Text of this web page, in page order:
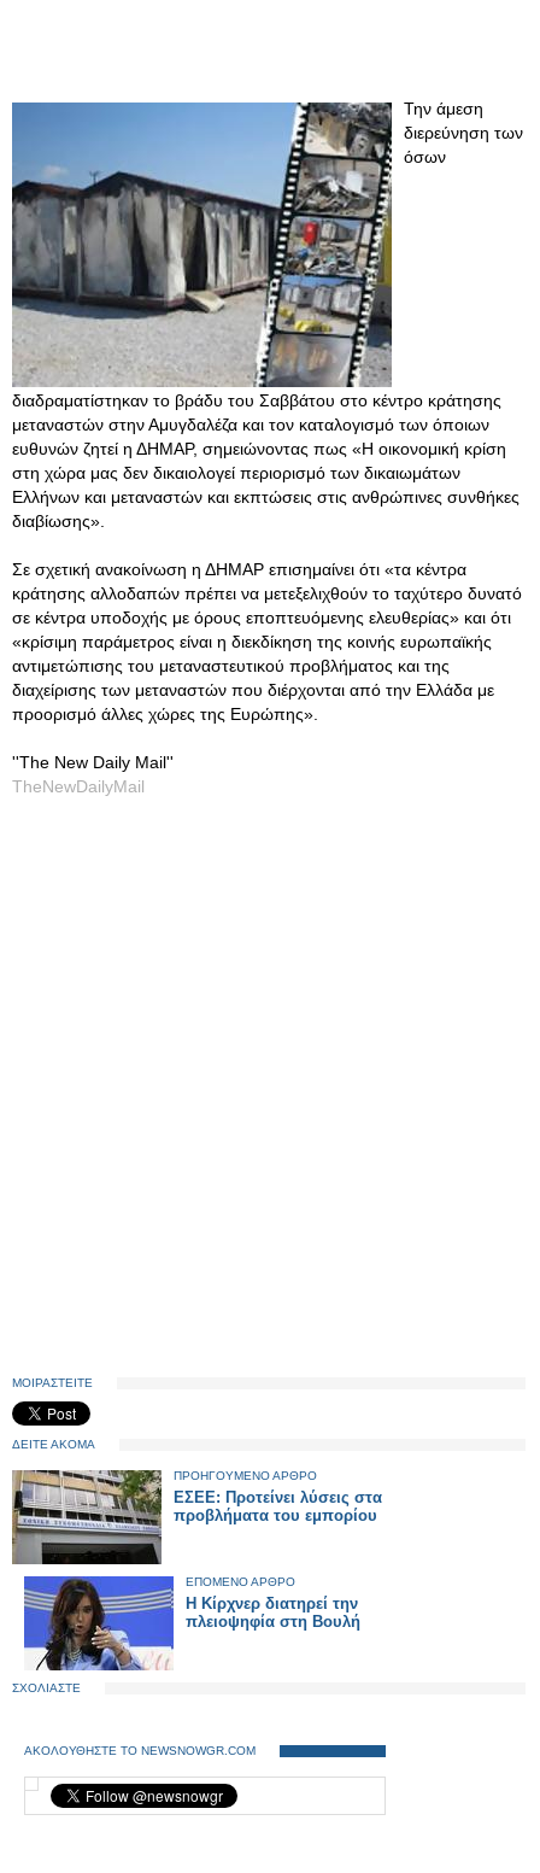
Την άμεση
διερεύνηση των
όσων
διαδραματίστηκαν το βράδυ του Σαββάτου στο κέντρο κράτησης
μεταναστών στην Αμυγδαλέζα και τον καταλογισμό των όποιων
ευθυνών ζητεί η ΔΗΜΑΡ, σημειώνοντας πως «Η οικονομική κρίση
στη χώρα μας δεν δικαιολογεί περιορισμό των δικαιωμάτων
Ελλήνων και μεταναστών και εκπτώσεις στις ανθρώπινες συνθήκες
διαβίωσης».
Σε σχετική ανακοίνωση η ΔΗΜΑΡ επισημαίνει ότι «τα κέντρα
κράτησης αλλοδαπών πρέπει να μετεξελιχθούν το ταχύτερο δυνατό
σε κέντρα υποδοχής με όρους εποπτευόμενης ελευθερίας» και ότι
«κρίσιμη παράμετρος είναι η διεκδίκηση της κοινής ευρωπαϊκής
αντιμετώπισης του μεταναστευτικού προβλήματος και της
διαχείρισης των μεταναστών που διέρχονται από την Ελλάδα με
προορισμό άλλες χώρες της Ευρώπης».
''The New Daily Mail''
TheNewDailyMail
ΜΟΙΡΑΣΤΕΙΤΕ
ΔΕΙΤΕ ΑΚΟΜΑ
ΠΡΟΗΓΟΥΜΕΝΟ ΑΡΘΡΟ
ΕΣΕΕ: Προτείνει λύσεις στα
προβλήματα του εμπορίου
ΕΠΟΜΕΝΟ ΑΡΘΡΟ
Η Κίρχνερ διατηρεί την
πλειοψηφία στη Βουλή
ΣΧΟΛΙΑΣΤΕ
ΑΚΟΛΟΥΘΗΣΤΕ ΤΟ NEWSNOWGR.COM